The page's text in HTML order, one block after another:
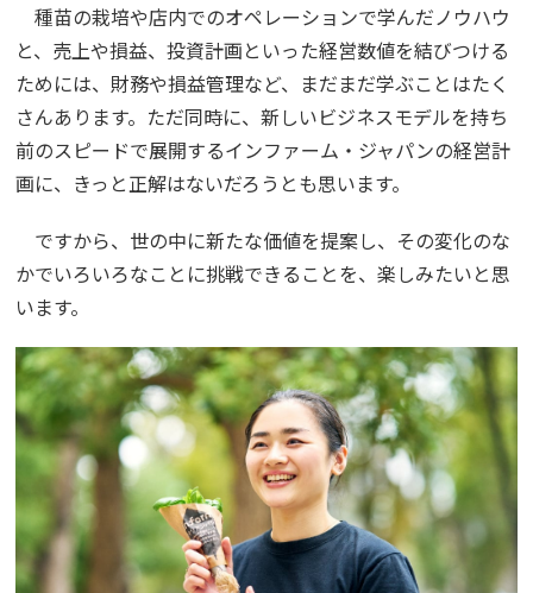
種苗の栽培や店内でのオペレーションで学んだノウハウ
と、売上や損益、投資計画といった経営数値を結びつける
ためには、財務や損益管理など、まだまだ学ぶことはたく
さんあります。ただ同時に、新しいビジネスモデルを持ち
前のスピードで展開するインファーム・ジャパンの経営計
画に、きっと正解はないだろうとも思います。
ですから、世の中に新たな価値を提案し、その変化のな
かでいろいろなことに挑戦できることを、楽しみたいと思
います。